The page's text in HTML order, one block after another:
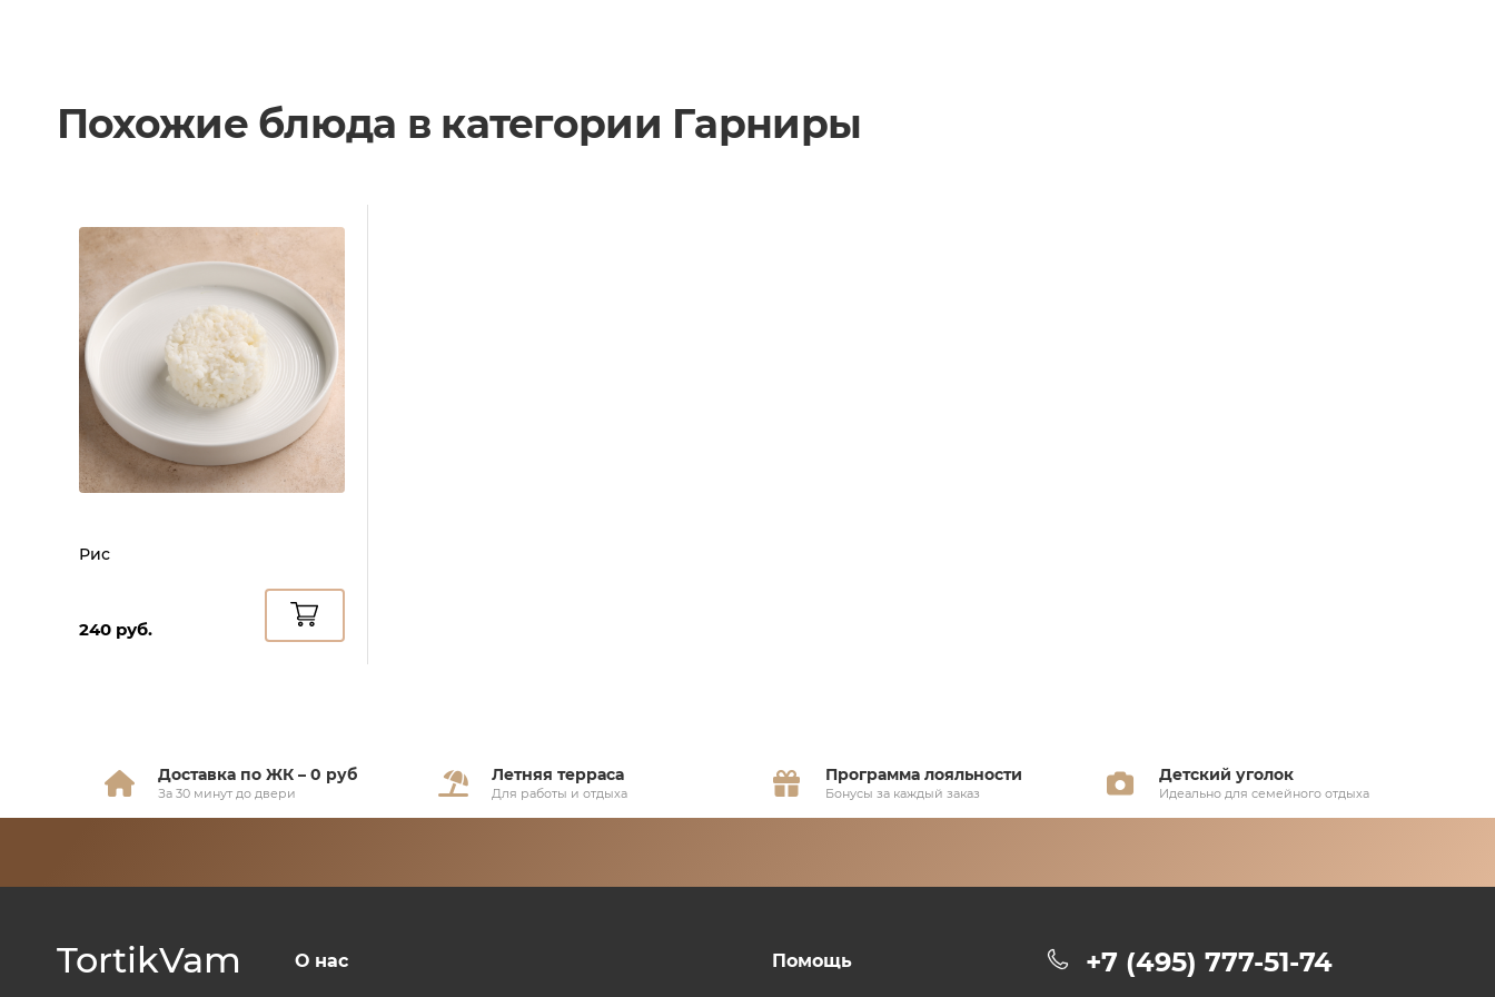
Похожие блюда в категории Гарниры
Рис
240 руб.
Доставка по ЖК – 0 руб
За 30 минут до двери
Летняя терраса
Для работы и отдыха
Программа лояльности
Бонусы за каждый заказ
Детский уголок
Идеально для семейного отдыха
TortikVam О нас Помощь +7 (495) 777-51-74